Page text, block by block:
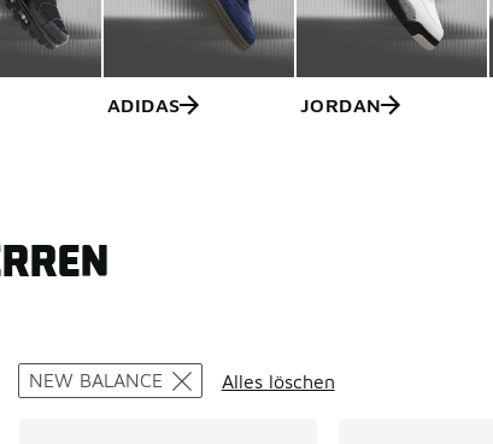
ADIDAS JORDAN
Search Results
NEW BALANCE Alles löschen